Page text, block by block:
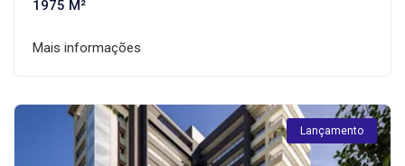
1975 M²
Mais informações
Lançamento